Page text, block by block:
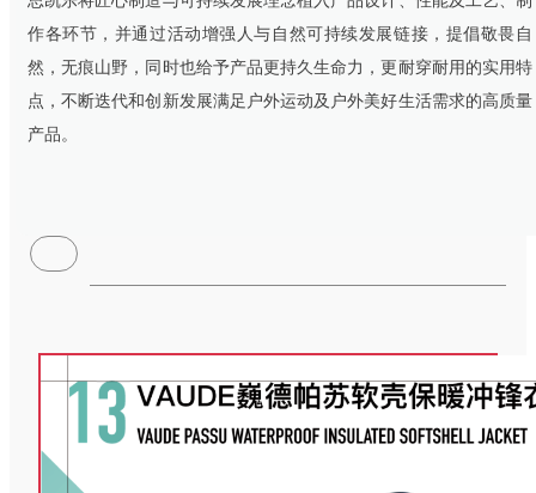
作各环节，并通过活动增强人与自然可持续发展链接，提倡敬畏自
然，无痕山野，同时也给予产品更持久生命力，更耐穿耐用的实用特
点，不断迭代和创新发展满足户外运动及户外美好生活需求的高质量
产品。